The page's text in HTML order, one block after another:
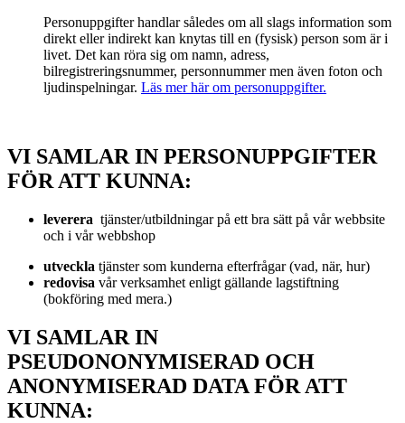
Personuppgifter handlar således om all slags information som
direkt eller indirekt kan knytas till en (fysisk) person som är i
livet. Det kan röra sig om namn, adress,
bilregistreringsnummer, personnummer men även foton och
ljudinspelningar. Läs mer här om personuppgifter.
VI SAMLAR IN PERSONUPPGIFTER
FÖR ATT KUNNA:
leverera tjänster/utbildningar på ett bra sätt på vår webbsite
och i vår webbshop
utveckla tjänster som kunderna efterfrågar (vad, när, hur)
redovisa vår verksamhet enligt gällande lagstiftning
(bokföring med mera.)
VI SAMLAR IN
PSEUDONONYMISERAD OCH
ANONYMISERAD DATA FÖR ATT
KUNNA: